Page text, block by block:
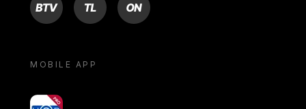
MOBILE APP
yoU@B